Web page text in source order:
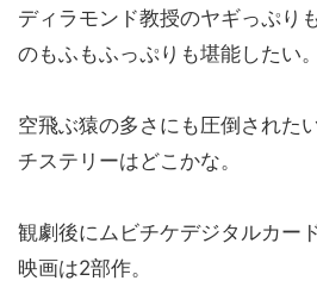
ディラモンド教授のヤギっぷり
のもふもふっぷりも堪能したい。
空飛ぶ猿の多さにも圧倒されたい
チステリーはどこかな。
観劇後にムビチケデジタルカー
映画は2部作。